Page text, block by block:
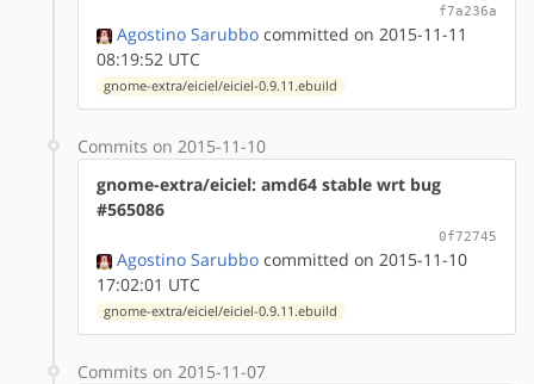
f7a236a
Agostino Sarubbo committed on 2015-11-11
08:19:52 UTC
gnome-extra/eiciel/eiciel-0.9.11.ebuild
Commits on 2015-11-10
gnome-extra/eiciel: amd64 stable wrt bug
#565086
0f72745
Agostino Sarubbo committed on 2015-11-10
17:02:01 UTC
gnome-extra/eiciel/eiciel-0.9.11.ebuild
Commits on 2015-11-07